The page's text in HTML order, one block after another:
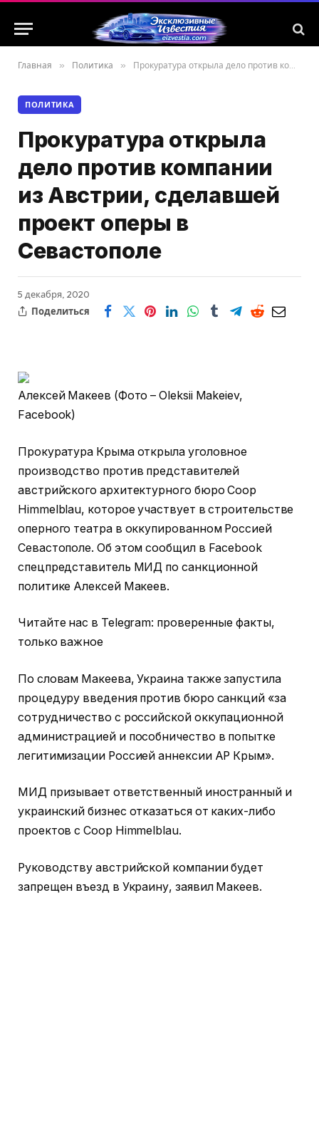
Главная » Политика » Прокуратура открыла дело против компании из Австрии, сделавшей проект оперы в Севастополе
ПОЛИТИКА
Прокуратура открыла
дело против компании
из Австрии, сделавшей
проект оперы в
Севастополе
5 декабря, 2020
Поделиться
Алексей Макеев (Фото – Oleksii Makeiev,
Facebook)
Прокуратура Крыма открыла уголовное
производство против представителей
австрийского архитектурного бюро Coop
Himmelblau, которое участвует в строительстве
оперного театра в оккупированном Россией
Севастополе. Об этом сообщил в Facebook
спецпредставитель МИД по санкционной
политике Алексей Макеев.
Читайте нас в Telegram: проверенные факты,
только важное
По словам Макеева, Украина также запустила
процедуру введения против бюро санкций «за
сотрудничество с российской оккупационной
администрацией и пособничество в попытке
легитимизации Россией аннексии АР Крым».
МИД призывает ответственный иностранный и
украинский бизнес отказаться от каких-либо
проектов с Coop Himmelblau.
Руководству австрийской компании будет
запрещен въезд в Украину, заявил Макеев.